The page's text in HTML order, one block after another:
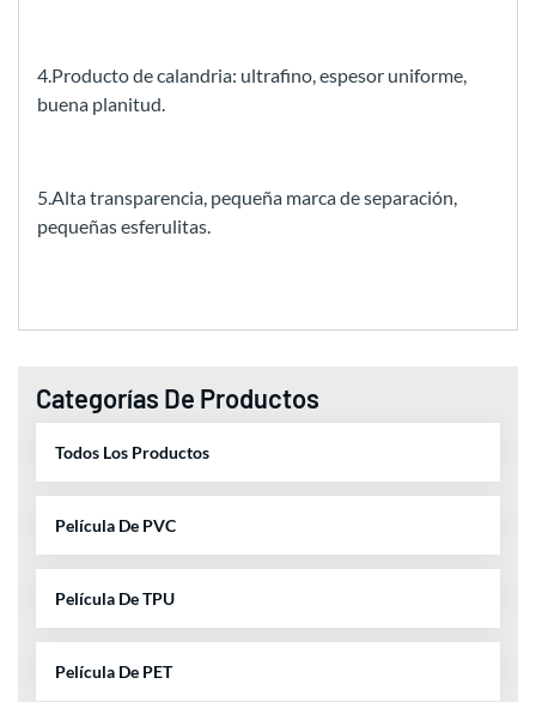
4.Producto de calandria: ultrafino, espesor uniforme,
buena planitud.
5.Alta transparencia, pequeña marca de separación,
pequeñas esferulitas.
Categorías De Productos
Todos Los Productos
Película De PVC
Película De TPU
Película De PET